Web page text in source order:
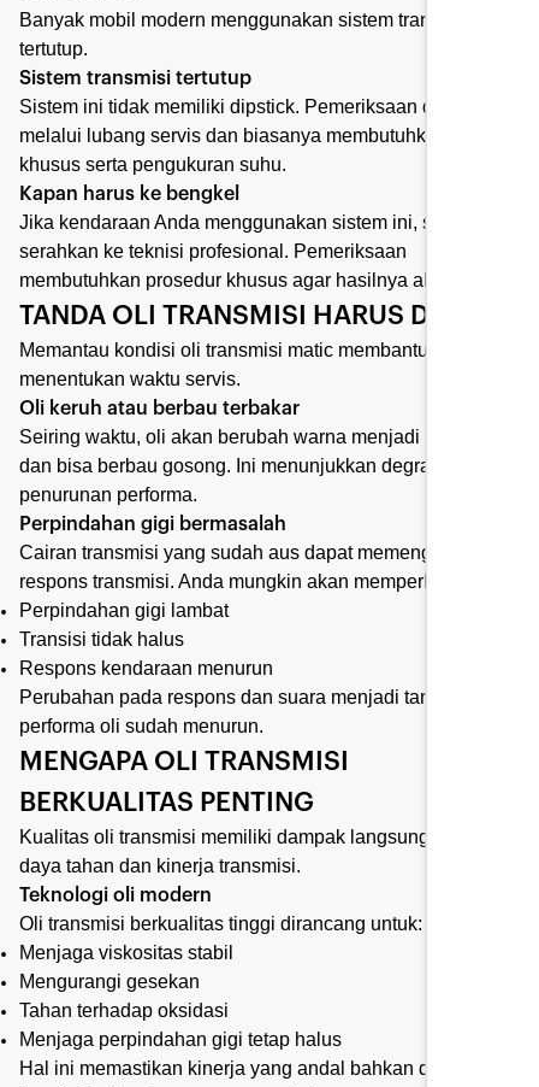
Banyak mobil modern menggunakan sistem transmisi
tertutup.
Sistem transmisi tertutup
Sistem ini tidak memiliki dipstick. Pemeriksaan dilakukan
melalui lubang servis dan biasanya membutuhkan alat
khusus serta pengukuran suhu.
Kapan harus ke bengkel
Jika kendaraan Anda menggunakan sistem ini, sebaiknya
serahkan ke teknisi profesional. Pemeriksaan
membutuhkan prosedur khusus agar hasilnya akurat.
TANDA OLI TRANSMISI HARUS DIGANTI
Memantau kondisi oli transmisi matic membantu
menentukan waktu servis.
Oli keruh atau berbau terbakar
Seiring waktu, oli akan berubah warna menjadi lebih gelap
dan bisa berbau gosong. Ini menunjukkan degradasi dan
penurunan performa.
Perpindahan gigi bermasalah
Cairan transmisi yang sudah aus dapat memengaruhi
respons transmisi. Anda mungkin akan memperhatikan:
Perpindahan gigi lambat
Transisi tidak halus
Respons kendaraan menurun
Perubahan pada respons dan suara menjadi tanda bahwa
performa oli sudah menurun.
MENGAPA OLI TRANSMISI
BERKUALITAS PENTING
Kualitas oli transmisi memiliki dampak langsung pada
daya tahan dan kinerja transmisi.
Teknologi oli modern
Oli transmisi berkualitas tinggi dirancang untuk:
Menjaga viskositas stabil
Mengurangi gesekan
Tahan terhadap oksidasi
Menjaga perpindahan gigi tetap halus
Hal ini memastikan kinerja yang andal bahkan dalam